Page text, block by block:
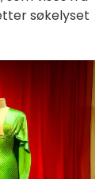
søkelyset